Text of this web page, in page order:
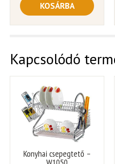
KOSÁRBA
Kapcsolódó
Konyhai csepegtető –